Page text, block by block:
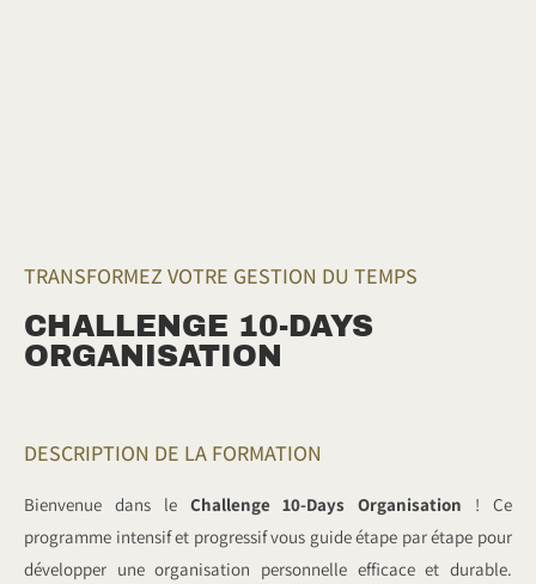
TRANSFORMEZ VOTRE GESTION DU TEMPS
CHALLENGE 10-DAYS
ORGANISATION
DESCRIPTION DE LA FORMATION
Bienvenue dans le Challenge 10-Days Organisation ! Ce
programme intensif et progressif vous guide étape par étape pour
développer une organisation personnelle efficace et durable.